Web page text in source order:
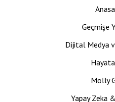
Geçmişe
Dijital Medya
Molly
Yapay Zeka